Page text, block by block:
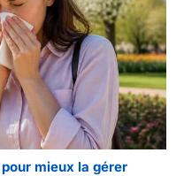
mieux la gérer